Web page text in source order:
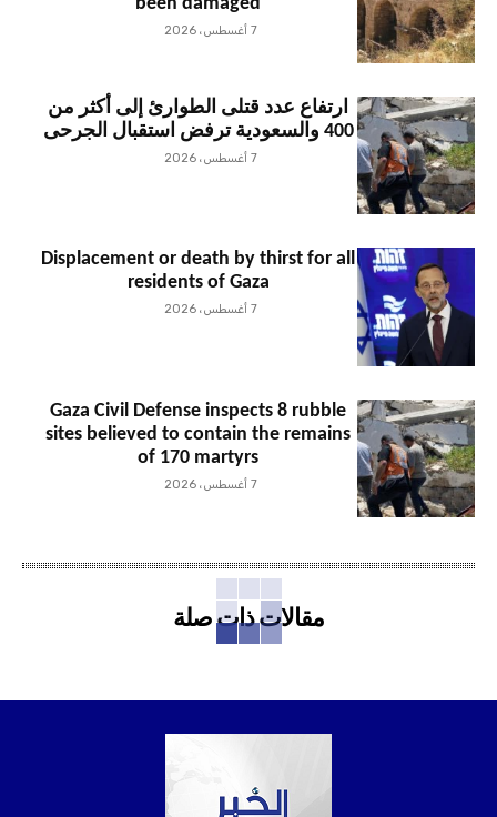
7 أغسطس، 2026
ارتفاع عدد قتلى الطوارئ إلى أكثر من
400 والسعودية ترفض استقبال الجرحى
7 أغسطس، 2026
Displacement or death by thirst for all
residents of Gaza
7 أغسطس، 2026
Gaza Civil Defense inspects 8 rubble
sites believed to contain the remains
of 170 martyrs
7 أغسطس، 2026
مقالات ذات صلة